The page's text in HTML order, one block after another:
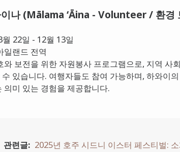
나 (Mālama ʻĀina - Volunteer / 환경
22일 - 12월 13일
일랜드 전역
와 보전을 위한 자원봉사 프로그램으로, 지역 사
있습니다. 여행자들도 참여 가능하며, 하와이
의미 있는 경험을 제공합니다.
관련글: 2025년 호주 시드니 이스터 페스티벌: